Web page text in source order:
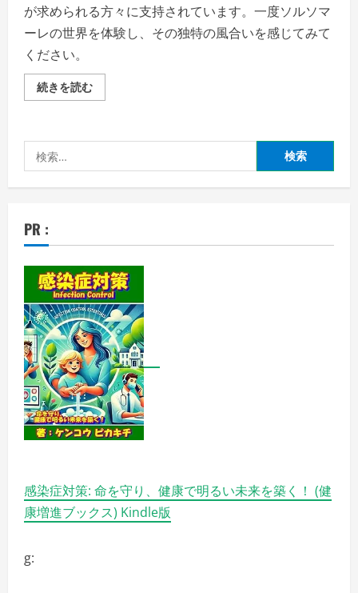
が求められる方々に支持されています。一度ソルソマ
ーレの世界を体験し、その独特の風合いを感じてみて
ください。
続きを読むソ
ル
レ
判、
良
悪
口
コ
ミ、
メ
リ
ッ
ト
と
デ
メ
リ
ッ
ト
は
ど
う
な
解
説】
の
詳
索:
PR :
感染症対策: 命を守り、健康で明るい未来を築く！ (健
康増進ブックス) Kindle版
g: